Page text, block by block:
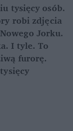
tysięcy osób.
robi zdjęcia
Jorku.
I tyle. To
furorę.